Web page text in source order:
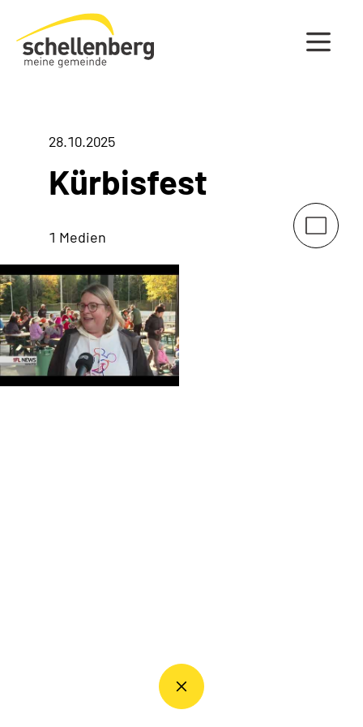
Gemeinde Schellenberg Startseite
28.10.2025
Kürbisfest
1 Medien